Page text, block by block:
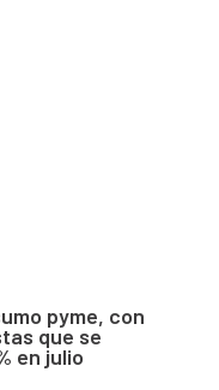
pyme, con
que se
en julio